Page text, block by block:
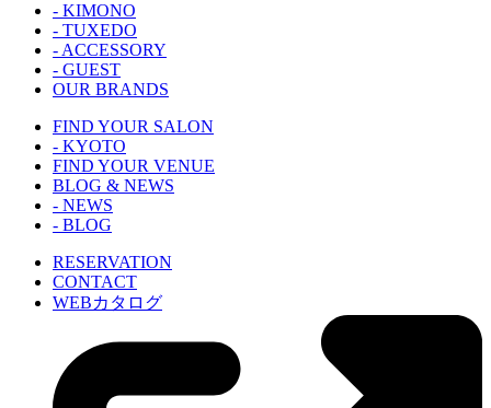
- KIMONO
- TUXEDO
- ACCESSORY
- GUEST
OUR BRANDS
FIND YOUR SALON
- KYOTO
FIND YOUR VENUE
BLOG & NEWS
- NEWS
- BLOG
RESERVATION
CONTACT
WEBカタログ